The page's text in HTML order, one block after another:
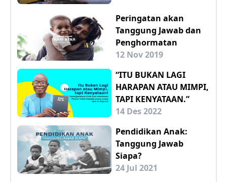
Peringatan akan
Tanggung Jawab dan
Penghormatan
12 Nov 2019
“ITU BUKAN LAGI
HARAPAN ATAU MIMPI,
TAPI KENYATAAN.”
14 Des 2022
Pendidikan Anak:
Tanggung Jawab
Siapa?
24 Jul 2021